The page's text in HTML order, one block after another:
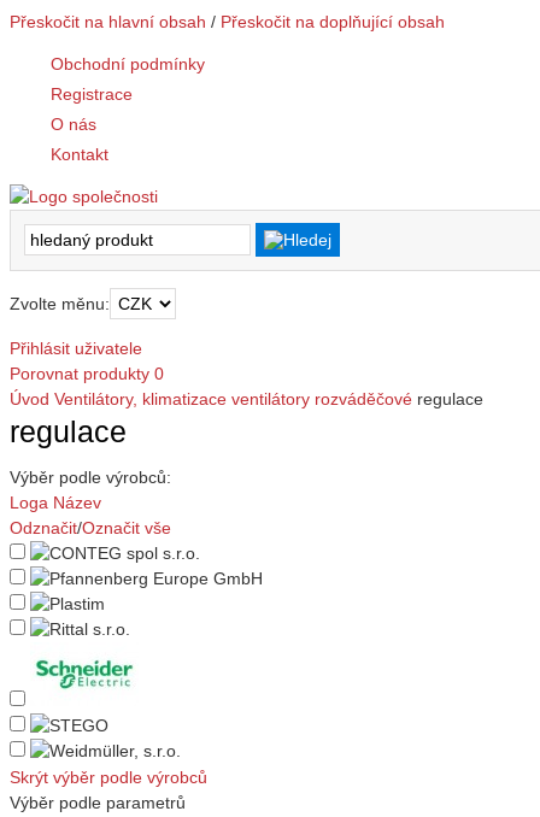
Přeskočit na hlavní obsah / Přeskočit na doplňující obsah
Obchodní podmínky
Registrace
O nás
Kontakt
Zvolte měnu:
Přihlásit uživatele
Porovnat produkty 0
Úvod Ventilátory, klimatizace ventilátory rozváděčové regulace
regulace
Výběr podle výrobců:
Loga Název
Odznačit/Označit vše
Skrýt výběr podle výrobců
Výběr podle parametrů